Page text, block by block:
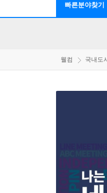
빠른분야찾기
웰컴 국내도